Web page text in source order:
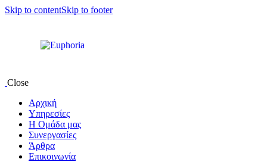
Skip to contentSkip to footer
Close
Αρχική
Υπηρεσίες
Η Oμάδα μας
Συνεργασίες
Άρθρα
Επικοινωνία